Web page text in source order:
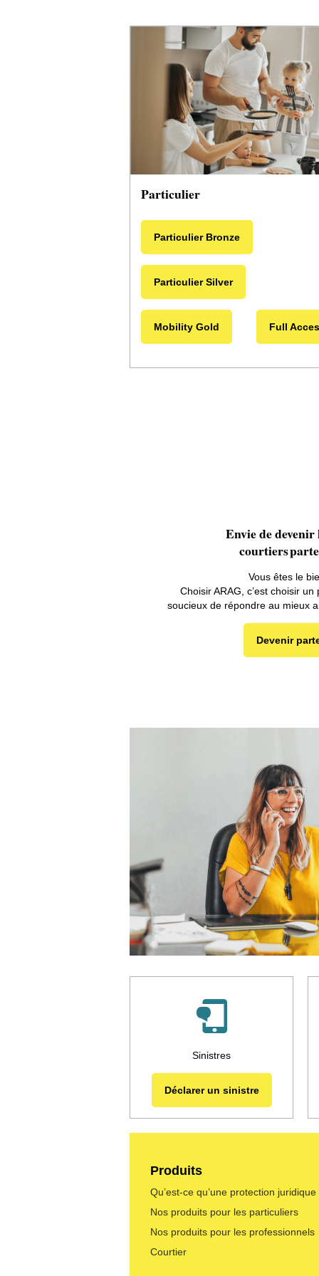
Particulier
Particulier Bronze
Particulier Silver
Mobility Gold Full
Envie de
courtiers
Vous êtes le
Choisir ARAG, c’est choisir
soucieux de répondre au mieux
Devenir
Sinistres
Déclarer un sinistre
Produits
Qu’est-ce qu’une protection juridique
Nos produits pour les particuliers
Nos produits pour les professionnels
Courtier